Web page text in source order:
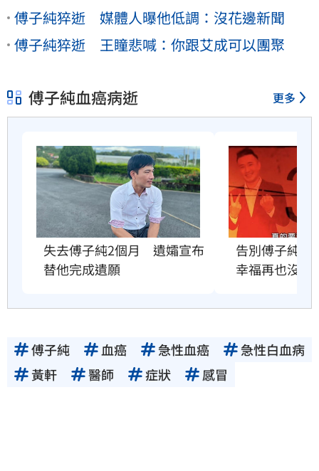
傅子純猝逝 媒體人曝他低調：沒花邊新聞
傅子純猝逝 王瞳悲喊：你跟艾成可以團聚
傅子純血癌病逝 更多
失去傅子純2個月　遺孀宣布
替他完成遺願
告別傅子純　
幸福再也沒有
傅子純 血癌 急性血癌
急性白血病
黃軒
醫師 症狀 感冒